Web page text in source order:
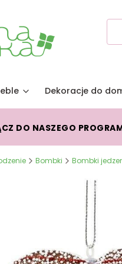
Dekoracje do
DO NASZEGO
Bombki Bombki